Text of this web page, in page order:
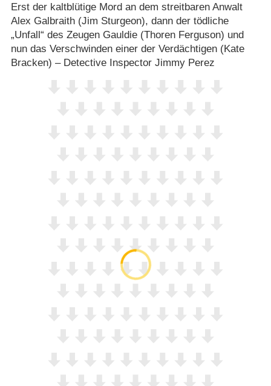
Erst der kaltblütige Mord an dem streitbaren Anwalt
Alex Galbraith (Jim Sturgeon), dann der tödliche
„Unfall“ des Zeugen Gauldie (Thoren Ferguson) und
nun das Verschwinden einer der Verdächtigen (Kate
Bracken) – Detective Inspector Jimmy Perez